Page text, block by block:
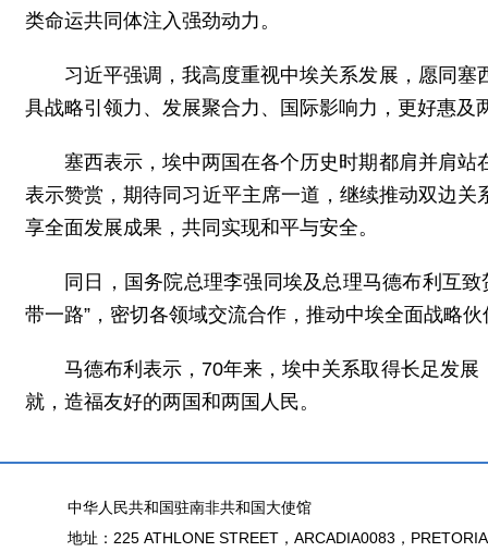
类命运共同体注入强劲动力。
习近平强调，我高度重视中埃关系发展，愿同
具战略引领力、发展聚合力、国际影响力，更好惠
塞西表示，埃中两国在各个历史时期都肩并肩
表示赞赏，期待同习近平主席一道，继续推动双边
享全面发展成果，共同实现和平与安全。
同日，国务院总理李强同埃及总理马德布利互
带一路”，密切各领域交流合作，推动中埃全面战略
马德布利表示，70年来，埃中关系取得长足发
就，造福友好的两国和两国人民。
中华人民共和国驻南非共和国大使馆
地址：225 ATHLONE STREET，ARCADIA0083，